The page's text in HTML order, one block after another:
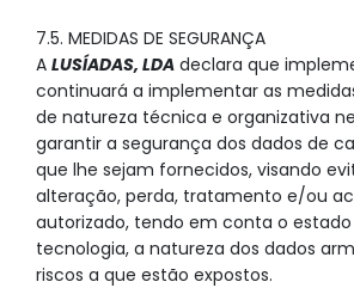
7.5. MEDIDAS DE SEGURANÇA
A LUSÍADAS, LDA declara que
continuará a implementar as
de natureza técnica e organizativa
garantir a segurança dos dados de
que lhe sejam fornecidos, visando
alteração, perda, tratamento e/ou
autorizado, tendo em conta o
tecnologia, a natureza dos dados
riscos a que estão expostos.